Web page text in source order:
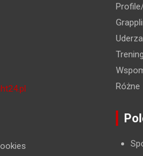
Trening
Różne